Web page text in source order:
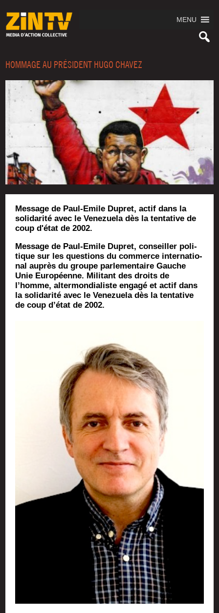
MENU
HOMMAGE AU PRÉSIDENT HUGO CHAVEZ
Message de Paul-Emile Dupret, actif dans la
solidarité avec le Venezuela dès la tentative de
coup d'état de 2002.
Mes­sage de Paul-Emile Dupret, conseiller poli­
tique sur les ques­tions du com­merce inter­na­tio­
nal auprès du groupe par­le­men­taire Gauche
Unie Euro­péenne. Mili­tant des droits de
l’homme, alter­mon­dia­liste enga­gé et actif dans
la soli­da­ri­té avec le Vene­zue­la dès la ten­ta­tive
de coup d’é­tat de 2002.